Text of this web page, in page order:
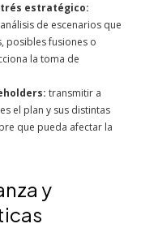
estratégico:
de escenarios que
posibles fusiones o
la toma de
transmitir a
el plan y sus distintas
que pueda afectar la
y